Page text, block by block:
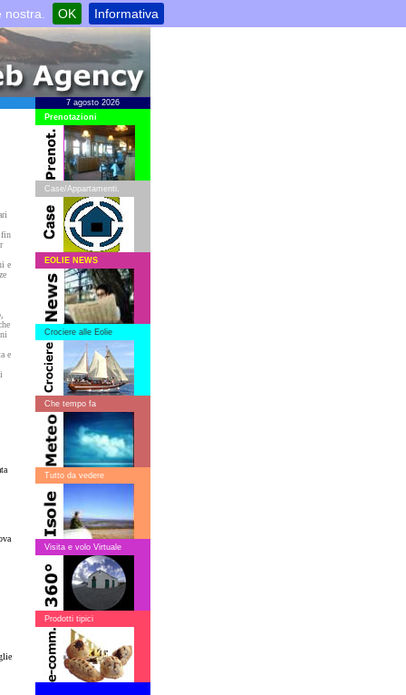
OK Informativa
7 agosto 2026
fin
e
e
Prenotazioni
Case/Appartamenti.
EOLIE NEWS
Crociere alle Eolie
Che tempo fa
Tutto da vedere
Visita e volo Virtuale
Prodotti tipici